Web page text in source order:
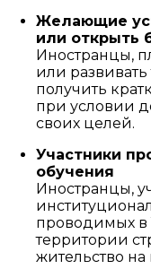
Желающие
или открыть
Иностранцы,
или
получить
при условии
своих целей.
Участники
обучения
Иностранцы,
проводимых в
территории
жительство